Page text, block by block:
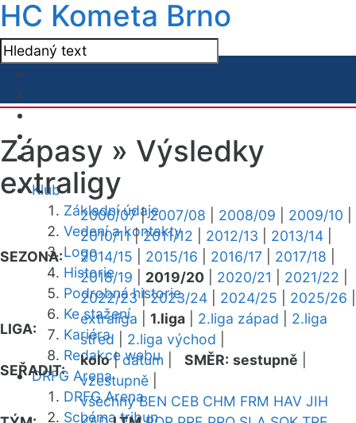
HC Kometa Brno
Klub
Základní údaje
Vedení a kontakty
Logo
Historie
Podrobná historie
Ke stažení
Kariéra
Redakce webu
DRFG Arena
DRFG Arena
Schéma tribun
Zápasy » Výsledky
extraligy
SEZONA:
2006/07|2007/08 2008/09 2009/10
2010/11|2011/12 2012/13 2013/14
2014/15
2015/16 2016/17 2017/18
2018/19
2019/20 2020/21 2021/22
2022/23|2023/24 2024/25 2025/26
LIGA:
extraliga 1.liga 2.liga západ
2.liga
střed
2.liga východ
SEŘADIT:
kolo|datum SMĚR: sestupně
vzestupně
všechny BEN CEB CHM FRM HAV JIH